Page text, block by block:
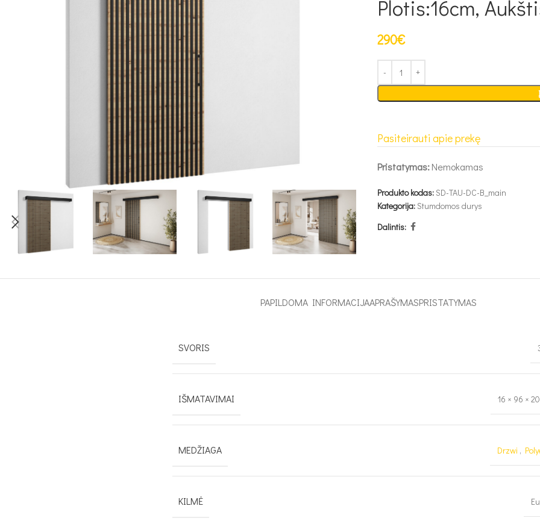
Plotis:16cm,
290€
Pasiteirauti apie prekę
Pristatymas:Nemokamas
Produkto kodas:SD-TAU-DC-B_main
Kategorija:Stumdomos durys
Dalintis:
PAPILDOMA INFORMACIJAAPRAŠYMASPRISTATYMAS
SVORIS
IŠMATAVIMAI 16 × 96 ×
MEDŽIAGA Drzwi ,
KILMĖ